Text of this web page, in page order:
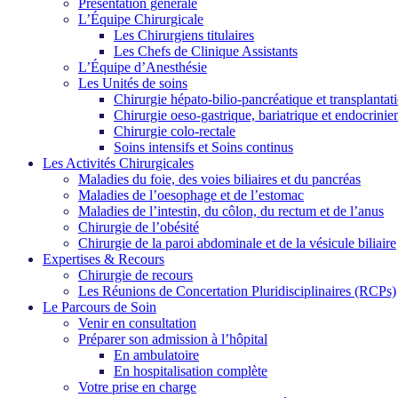
L’Équipe Chirurgicale
Les Chirurgiens titulaires
Les Chefs de Clinique Assistants
L’Équipe d’Anesthésie
Les Unités de soins
Chirurgie hépato-bilio-pancréatique et
Chirurgie oeso-gastrique, bariatrique et
Chirurgie colo-rectale
Soins intensifs et Soins continus
Les Activités Chirurgicales
Maladies du foie, des voies biliaires et du pancréas
Maladies de l’oesophage et de l’estomac
Maladies de l’intestin, du côlon, du rectum et de l’anus
Chirurgie de l’obésité
Chirurgie de la paroi abdominale et de la vésicule biliaire
Expertises & Recours
Chirurgie de recours
Les Réunions de Concertation Pluridisciplinaires (RCPs)
Le Parcours de Soin
Venir en consultation
Préparer son admission à l’hôpital
En ambulatoire
En hospitalisation complète
Votre prise en charge